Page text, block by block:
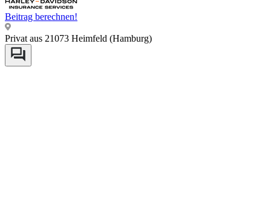
Beitrag berechnen!
Privat aus 21073 Heimfeld (Hamburg)